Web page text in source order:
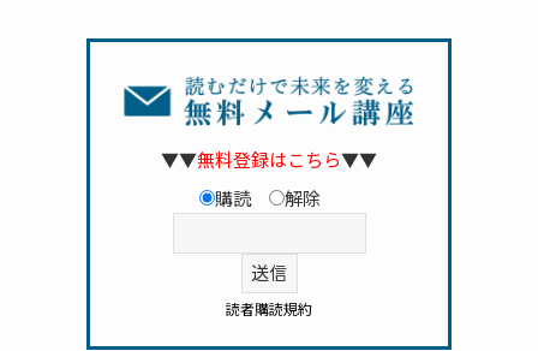
▼▼無料登録はこちら▼▼
購読
解除
読者購読規約